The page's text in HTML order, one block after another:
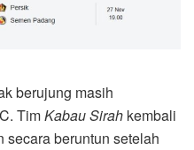
berujung masih
TimKabau Sirah kembali
beruntun setelah